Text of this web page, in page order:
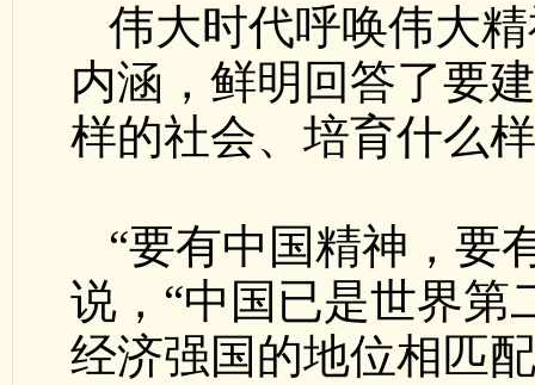
伟大时代呼唤伟大
内涵，鲜明回答了要
样的社会、培育什么
“要有中国精神，要
说，“中国已是世界第
经济强国的地位相匹